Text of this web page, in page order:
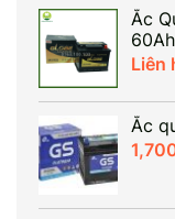
Ắc
Liên
Ắc